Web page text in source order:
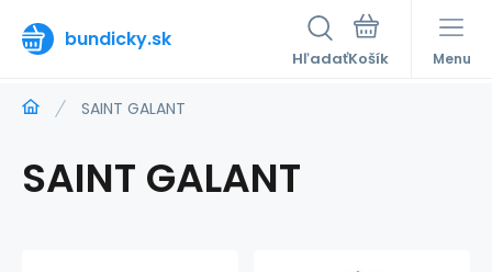
bundicky.sk
Hľadať Menu
SAINT GALANT
SAINT GALANT